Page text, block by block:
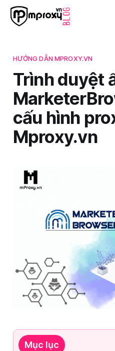
HƯỚNG DẪN MPROXY.VN
Trình duyệt
cấu hình
Mproxy.vn
Mục lục